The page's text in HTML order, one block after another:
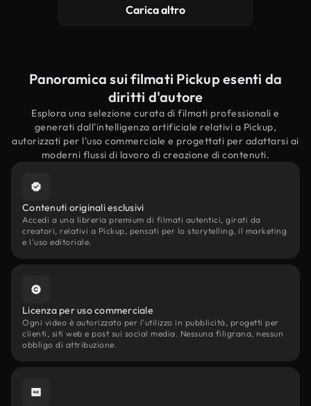
Carica altro
Panoramica sui filmati Pickup esenti da
diritti d'autore
Esplora una selezione curata di filmati professionali e
generati dall'intelligenza artificiale relativi a Pickup,
autorizzati per l'uso commerciale e progettati per adattarsi ai
moderni flussi di lavoro di creazione di contenuti.
Contenuti originali esclusivi
Accedi a una libreria premium di filmati autentici, girati da
creatori, relativi a Pickup, pensati per lo storytelling, il marketing
e l'uso editoriale.
Licenza per uso commerciale
Ogni video è autorizzato per l'utilizzo in pubblicità, progetti per
clienti, siti web e post sui social media. Nessuna filigrana, nessun
obbligo di attribuzione.